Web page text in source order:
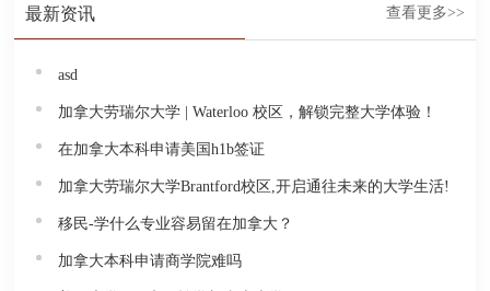
最新资讯 查看更多>>
asd
加拿大劳瑞尔大学 | Waterloo 校区，解锁完整大学体验！
在加拿大本科申请美国h1b签证
加拿大劳瑞尔大学Brantford校区,开启通往未来的大学生活!
移民-学什么专业容易留在加拿大？
加拿大本科申请商学院难吗